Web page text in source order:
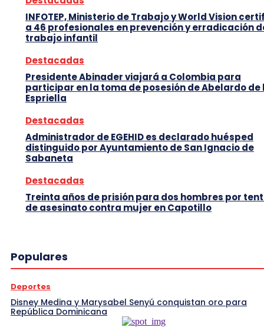
INFOTEP, Ministerio de Trabajo y World Vision
a 46 profesionales en prevención y erradicación
trabajo infantil
Destacadas
Presidente Abinader viajará a Colombia para
participar en la toma de posesión de Abelardo de
Espriella
Destacadas
Administrador de EGEHID es declarado huésped
distinguido por Ayuntamiento de San Ignacio de
Sabaneta
Destacadas
Treinta años de prisión para dos hombres por
de asesinato contra mujer en Capotillo
Populares
Deportes
Disney Medina y Marysabel Senyú conquistan oro para
República Dominicana